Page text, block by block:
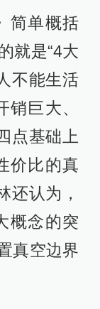
简单概括
就是“4大
不能生活
巨大、
点基础上
价比的真
还认为，
概念的突
真空边界